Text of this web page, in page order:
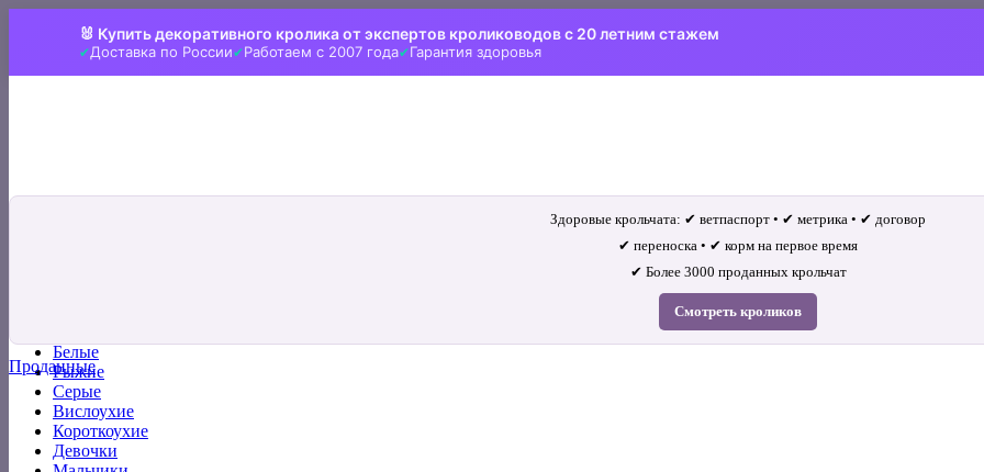
🐰 Купить декоративного кролика от экспертов кролиководов с 20 летним стажем
Доставка по России Работаем с 2007 года Гарантия здоровья
Белые
Рыжие
Серые
Вислоухие
Короткоухие
Девочки
Здоровые крольчата: ✔ ветпаспорт • ✔ метрика • ✔ договор
✔ переноска • ✔ корм на первое время
✔ Более 3000 проданных крольчат
Смотреть кроликов
Проданные